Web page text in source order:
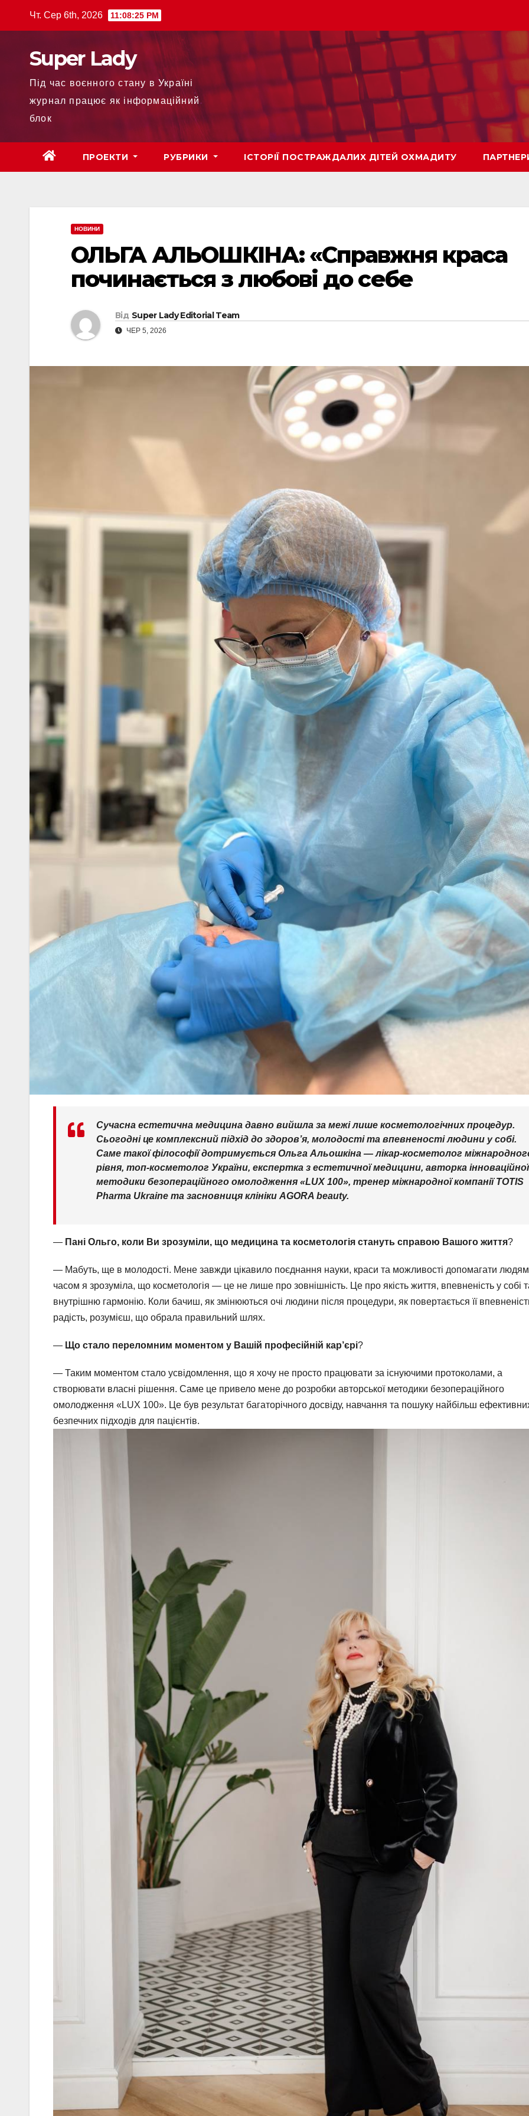
Чт. Сер 6th, 2026 11:08:26 PM
Super Lady
Під час воєнного стану в Україні
журнал працює як інформаційний
блок
ПРОЕКТИ РУБРИКИ ІСТОРІЇ ПОСТРАЖДАЛИХ ДІТЕЙ ОХМАДИТУ
НОВИНИ
ОЛЬГА АЛЬОШКІНА: «Справжня краса
починається з любові до себе
Від Super Lady Editorial Team
ЧЕР 5, 2026
Сучасна естетична медицина давно вийшла за межі лише косметологічних процедур.
Сьогодні це комплексний підхід до здоров’я, молодості та впевненості людини у собі.
Саме такої філософії дотримується Ольга Альошкіна — лікар-косметолог
рівня, топ-косметолог України, експертка з естетичної медицини, авторка інноваційної
методики безопераційного омолодження «LUX 100», тренер міжнародної компанії TOTIS
Pharma Ukraine та засновниця клініки AGORA beauty.
— Пані Ольго, коли Ви зрозуміли, що медицина та косметологія стануть справою Вашого життя?
— Мабуть, ще в молодості. Мене завжди цікавило поєднання науки, краси та можливості допомагати
часом я зрозуміла, що косметологія — це не лише про зовнішність. Це про якість життя, впевненість у собі
внутрішню гармонію. Коли бачиш, як змінюються очі людини після процедури, як повертається її
радість, розумієш, що обрала правильний шлях.
— Що стало переломним моментом у Вашій професійній кар’єрі?
— Таким моментом стало усвідомлення, що я хочу не просто працювати за існуючими протоколами, а
створювати власні рішення. Саме це привело мене до розробки авторської методики безопераційного
омолодження «LUX 100». Це був результат багаторічного досвіду, навчання та пошуку найбільш
безпечних підходів для пацієнтів.